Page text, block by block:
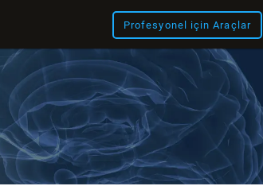
Profesyonel için Araçlar